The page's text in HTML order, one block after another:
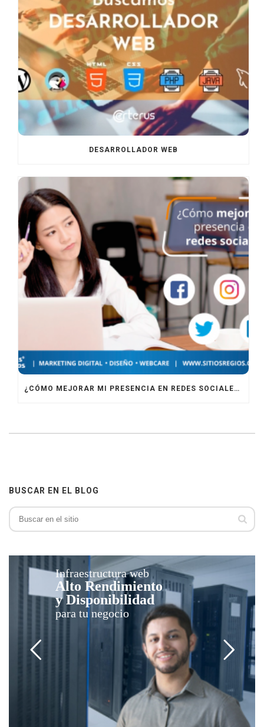
DESARROLLADOR WEB
¿CÓMO MEJORAR MI PRESENCIA EN REDES SOCIALES?
BUSCAR EN EL BLOG
Infraestructura web
Alto Rendimiento
y Disponibilidad
para tu negocio